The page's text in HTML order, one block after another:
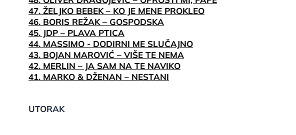
47. ŽELJKO BEBEK – KO JE MENE PROKLEO
46. BORIS REŽAK – GOSPODSKA
45. JDP – PLAVA PTICA
44. MASSIMO - DODIRNI ME SLUČAJNO
43. BOJAN MAROVIĆ – VIŠE TE NEMA
42. MERLIN – JA SAM NA TE NAVIKO
41. MARKO & DŽENAN – NESTANI
UTORAK